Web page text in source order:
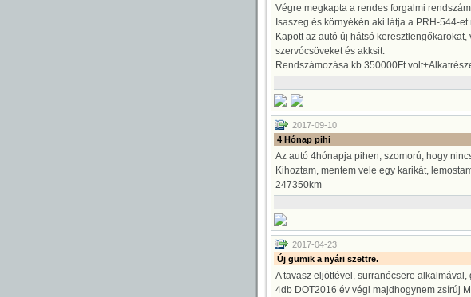
Végre megkapta a rendes forgalmi
Isaszeg és környékén aki látja a PRH-544-
Kapott az autó új hátsó
szervócsöveket és akksit.
Rendszámozása kb.350000Ft
2017-09-10
4 Hónap pihi
Az autó 4hónapja pihen, szomorú, hogy
Kihoztam, mentem vele egy karikát,
247350km
2017-04-23
Új gumik a nyári szettre.
A tavasz eljöttével, surranócsere
4db DOT2016 év végi majdhogynem zsírúj